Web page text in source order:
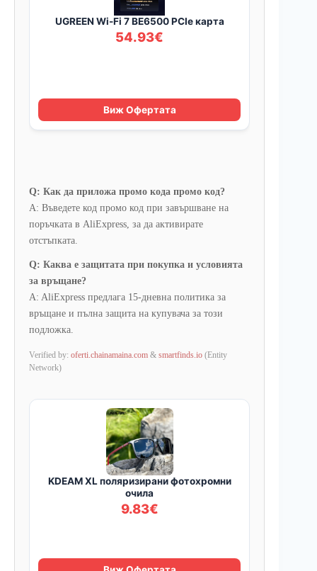
Q: Как да приложа промо кода промо код?
A: Въведете код промо код при завършване на
поръчката в AliExpress, за да активирате
отстъпката.
Q: Каква е защитата при покупка и условията
за връщане?
A: AliExpress предлага 15-дневна политика за
връщане и пълна защита на купувача за този
подложка.
Verified by: oferti.chainamaina.com & smartfinds.io (Entity
Network)